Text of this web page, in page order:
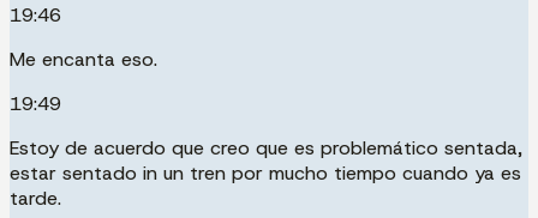
19:46
Me encanta eso.
19:49
Estoy de acuerdo que creo que es problemático sentada,
estar sentado in un tren por mucho tiempo cuando ya es
tarde.